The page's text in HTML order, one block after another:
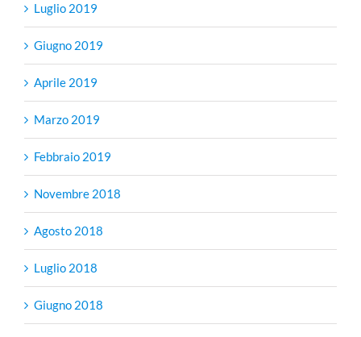
Luglio 2019
Giugno 2019
Aprile 2019
Marzo 2019
Febbraio 2019
Novembre 2018
Agosto 2018
Luglio 2018
Giugno 2018